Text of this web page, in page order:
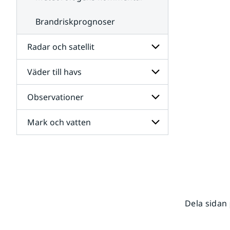
Brandriskprognoser
Radar och satellit
Undersidor
för
Radar
och
satellit
Väder till havs
Undersidor
för
Väder
till
havs
Observationer
Undersidor
för
Mark och vatten
Dela sidan